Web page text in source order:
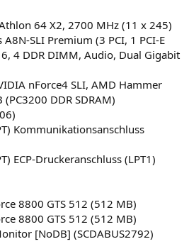
64 X2, 2700 MHz (11 x 245)
SLI Premium (3 PCI, 1 PCI-E
4 DDR DIMM, Audio, Dual Gigabit
nForce4 SLI, AMD Hammer
DDR SDRAM)
Kommunikationsanschluss
ECP-Druckeranschluss (LPT1)
8800 GTS 512 (512 MB)
8800 GTS 512 (512 MB)
[NoDB] (SCDABUS2792)